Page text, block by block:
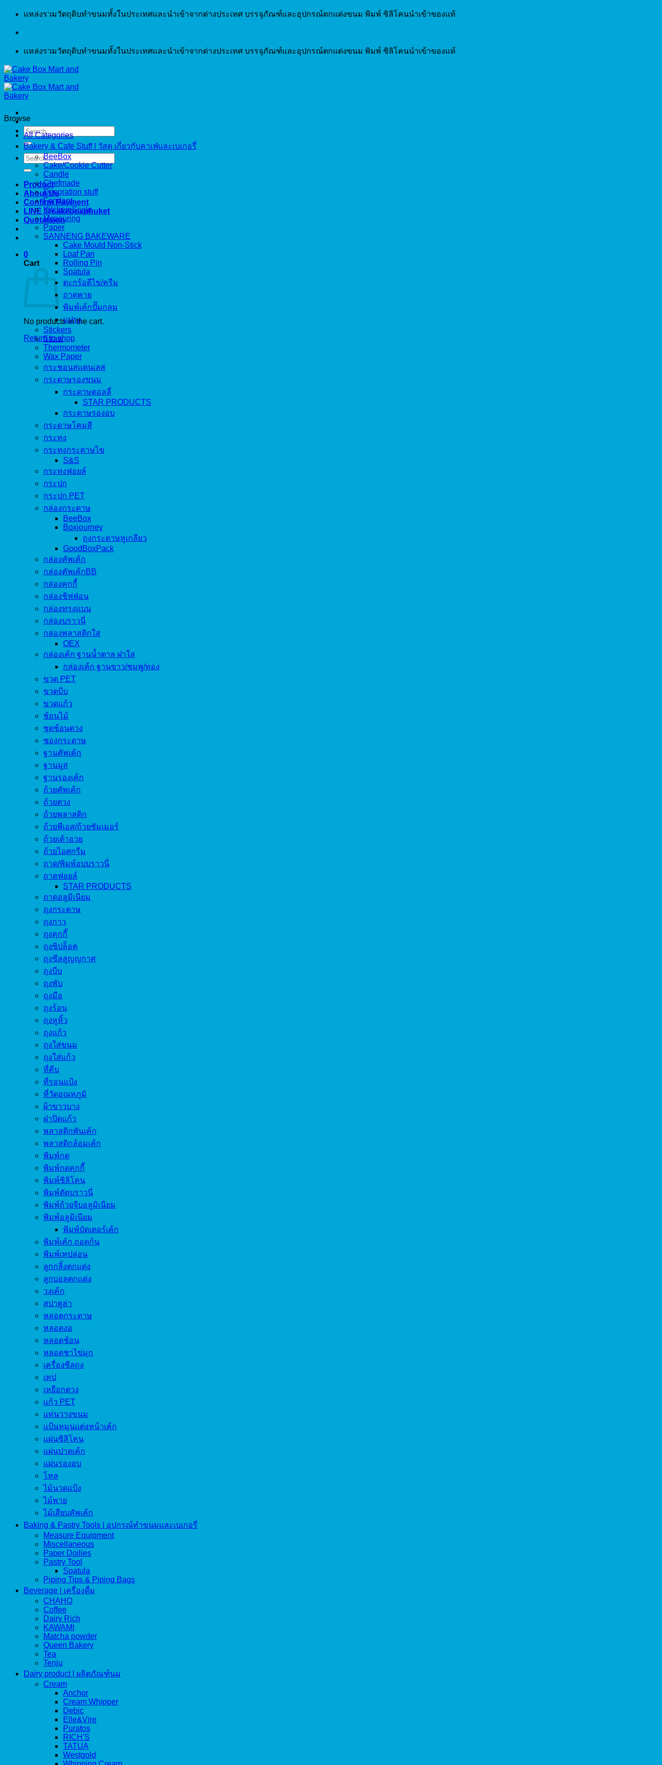
Skip
แหล่งรวมวัตถุดิบทำขนมทั้งในประเทศและนำเข้าจากต่างประเทศ บรรจุภัณฑ์และอุปกรณ์ตกแต่งขนม พิมพ์ ซิลิโคนนำเข้าของแท้
แหล่งรวมวัตถุดิบทำขนมทั้งในประเทศและนำเข้าจากต่างประเทศ บรรจุภัณฑ์และอุปกรณ์ตกแต่งขนม พิมพ์ ซิลิโคนนำเข้าของแท้
Search
for:
Search
for:
Product
About Us
Confirm Payment
LINE @cakeboxphuket
Quotataion
0
Cart
No products in the cart.
Return to shop
Browse
All Categories
Bakery & Cafe Stuff | วัสดุ เกี่ยวกับคาเฟ่และเบเกอรี่
BeeBox
Cake/Cookie Cutter
Candle
Chefmade
Decoration stuff
Fondant
Kitchen Scale
Measuring
Paper
SANNENG BAKEWARE
Cake Mould Non-Stick
Loaf Pan
Rolling Pin
Spatula
ตะกร้อตีไข่/ครีม
ถาดพาย
พิมพ์เค้กปั๊มกลม
แปรง
Stickers
Straw
Thermometer
Wax Paper
กระชอนสแตนเลส
กระดาษรองขนม
กระดาษดอลลี่
STAR PRODUCTS
กระดาษรองอบ
กระดาษโคมสี
กระทง
กระทงกระดาษไข
S&S
กระทงฟอยล์
กระปุก
กระปุก PET
กล่องกระดาษ
BeeBox
Boxjourney
ถุงกระดาษหูเกลียว
GoodBoxPack
กล่องคัพเค้ก
กล่องคัพเค้กBB
กล่องคุกกี้
กล่องชิฟฟ่อน
กล่องทรงแบน
กล่องบราวนี่
กล่องพลาสติกใส
OEX
กล่องเค้ก ฐานน้ำตาล ฝาใส
กล่องเค้ก ฐานขาว/ชมพู/ทอง
ขวด PET
ขวดบีบ
ขวดแก้ว
ช้อนไม้
ชุดช้อนตวง
ซองกระดาษ
ฐานคัพเค้ก
ฐานมูส
ฐานรองเค้ก
ถ้วยคัพเค้ก
ถ้วยตวง
ถ้วยพลาสติก
ถ้วยพีเอส/ถ้วยซัมเมอร์
ถ้วยเต้าอวย
ถ้วยไอศกรีม
ถาด/พิมพ์อบบราวนี่
ถาดฟอยล์
STAR PRODUCTS
ถาดอลูมิเนียม
ถุงกระดาษ
ถุงกาว
ถุงคุกกี้
ถุงซิปล็อค
ถุงซีลสูญญกาศ
ถุงบีบ
ถุงพับ
ถุงมือ
ถุงร้อน
ถุงหูหิ้ว
ถุงแก้ว
ถุงใส่ขนม
ถุงใส่แก้ว
ที่คีบ
ที่รอนแป้ง
ที่วัดอุณหภูมิ
ผ้าขาวบาง
ฝาปิดแก้ว
พลาสติกพันเค้ก
พลาสติกล้อมเค้ก
พิมพ์กด
พิมพ์กดคุกกี้
พิมพ์ซิลิโคน
พิมพ์ตัดบราวนี่
พิมพ์ถ้วยจีบอลูมิเนียม
พิมพ์อลูมิเนียม
พิมพ์บัตเตอร์เค้ก
พิมพ์เค้ก ถอดก้น
พิมพ์เทปล่อน
ลูกกลิ้งตกแต่ง
ลูกบอลตกแต่ง
วงเค้ก
สปาตูล่า
หลอดกระดาษ
หลอดงอ
หลอดช้อน
หลอดชาไข่มุก
เครื่องซีลถุง
เทป
เหยือกตวง
แก้ว PET
แท่นวางขนม
แป้นหมุนแต่งหน้าเค้ก
แผ่นซิลิโคน
แผ่นปาดเค้ก
แผ่นรองอบ
โหล
ไม้นวดแป้ง
ไม้พาย
ไม้เสียบคัพเค้ก
Baking & Pastry Tools | อุปกรณ์ทำขนมและเบเกอรี่
Measure Equipment
Miscellaneous
Paper Doilies
Pastry Tool
Spatula
Piping Tips & Piping Bags
Beverage | เครื่องดื่ม
CHAHO
Coffee
Dairy Rich
KAWAMI
Matcha powder
Queen Bakery
Tea
Tenju
Dairy product | ผลิตภัณฑ์นม
Cream
Anchor
Cream Whipper
Debic
Elle&Vire
Puratos
RICH'S
TATUA
Westgold